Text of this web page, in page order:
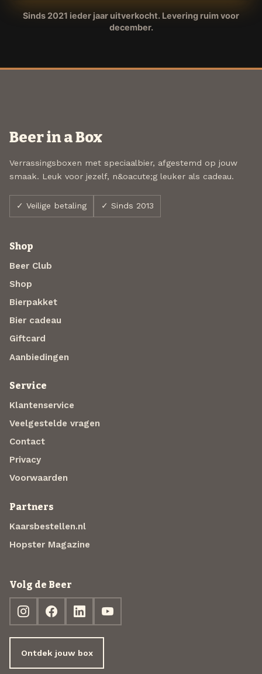
Sinds 2021 ieder jaar uitverkocht. Levering ruim voor
december.
Beer in a Box
Verrassingsboxen met speciaalbier, afgestemd op jouw
smaak. Leuk voor jezelf, n&oacute;g leuker als cadeau.
✓ Veilige betaling ✓ Sinds 2013
Shop
Beer Club
Shop
Bierpakket
Bier cadeau
Giftcard
Aanbiedingen
Service
Klantenservice
Veelgestelde vragen
Contact
Privacy
Voorwaarden
Partners
Kaarsbestellen.nl
Hopster Magazine
Volg de Beer
Ontdek jouw box